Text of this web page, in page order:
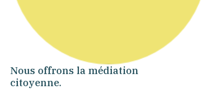
Nous offrons la médiation
citoyenne.